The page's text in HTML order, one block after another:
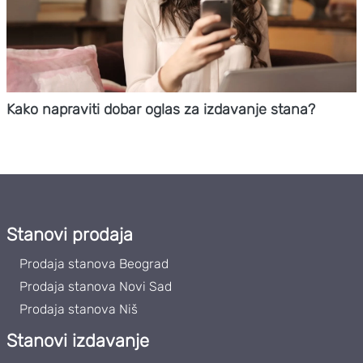
Kako napraviti dobar oglas za izdavanje stana?
Stanovi prodaja
Prodaja stanova Beograd
Prodaja stanova Novi Sad
Prodaja stanova Niš
Stanovi izdavanje